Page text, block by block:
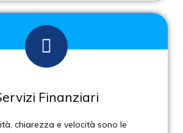
Finanziari
chiarezza e velocità sono le